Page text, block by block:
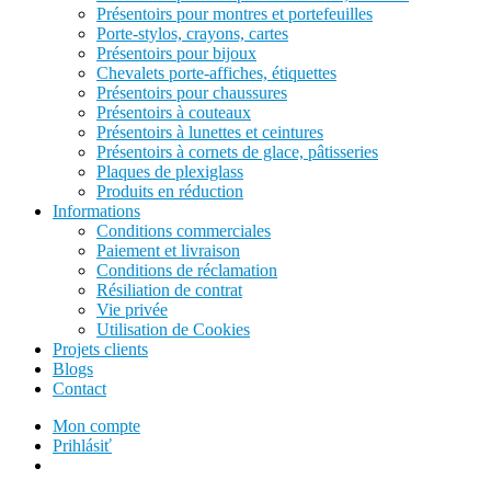
Présentoirs pour montres et portefeuilles
Porte-stylos, crayons, cartes
Présentoirs pour bijoux
Chevalets porte-affiches, étiquettes
Présentoirs pour chaussures
Présentoirs à couteaux
Présentoirs à lunettes et ceintures
Présentoirs à cornets de glace, pâtisseries
Plaques de plexiglass
Produits en réduction
Informations
Conditions commerciales
Paiement et livraison
Conditions de réclamation
Résiliation de contrat
Vie privée
Utilisation de Cookies
Projets clients
Blogs
Contact
Mon compte
Prihlásiť